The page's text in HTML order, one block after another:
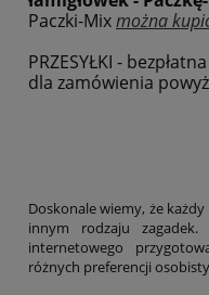
Paczki-Mixmożna
PRZESYŁKI -
dla zamówienia
Doskonale wiemy, że każdy
innym rodzaju
internetowego
różnych preferencji